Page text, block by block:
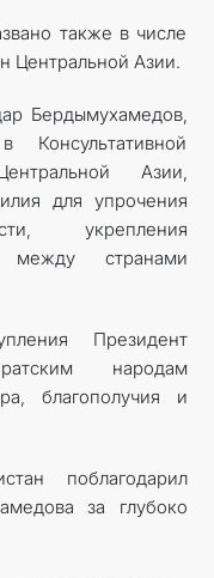
также в числе
Центральной Азии.
Бердымухамедов,
Консультативной
Азии,
для упрочения
укрепления
между странами
Президент
народам
благополучия и
поблагодарил
за глубоко